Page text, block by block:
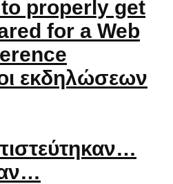
properly get
for a Web
εκδηλώσεων